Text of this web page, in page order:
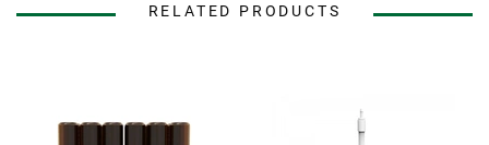
RELATED PRODUCTS